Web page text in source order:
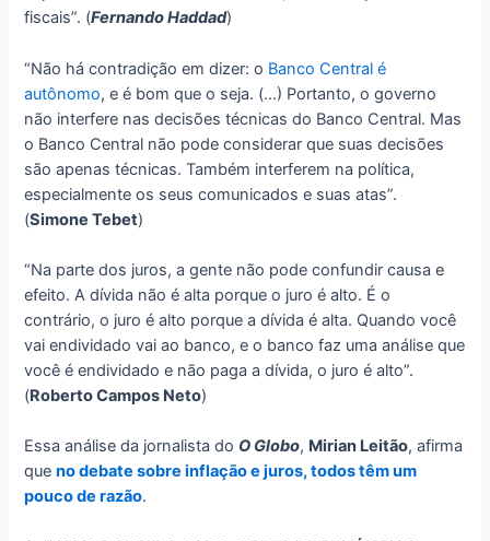
fiscais”. (Fernando Haddad)
“Não há contradição em dizer: o Banco Central é
autônomo, e é bom que o seja. (…) Portanto, o governo
não interfere nas decisões técnicas do Banco Central. Mas
o Banco Central não pode considerar que suas decisões
são apenas técnicas. Também interferem na política,
especialmente os seus comunicados e suas atas”.
(Simone Tebet)
“Na parte dos juros, a gente não pode confundir causa e
efeito. A dívida não é alta porque o juro é alto. É o
contrário, o juro é alto porque a dívida é alta. Quando você
vai endividado vai ao banco, e o banco faz uma análise que
você é endividado e não paga a dívida, o juro é alto”.
(Roberto Campos Neto)
Essa análise da jornalista do O Globo, Mirian Leitão, afirma
queno debate sobre inflação e juros, todos têm um
pouco de razão.